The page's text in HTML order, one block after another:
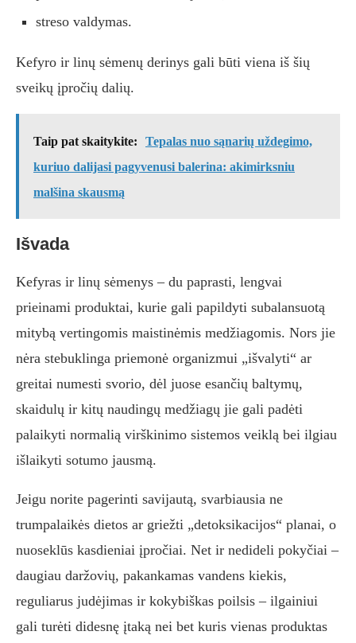
streso valdymas.
Kefyro ir linų sėmenų derinys gali būti viena iš šių
sveikų įpročių dalių.
Taip pat skaitykite:
Tepalas nuo sąnarių uždegimo,
kuriuo dalijasi pagyvenusi balerina: akimirksniu
malšina skausmą
Išvada
Kefyras ir linų sėmenys – du paprasti, lengvai
prieinami produktai, kurie gali papildyti subalansuotą
mitybą vertingomis maistinėmis medžiagomis. Nors jie
nėra stebuklinga priemonė organizmui „išvalyti“ ar
greitai numesti svorio, dėl juose esančių baltymų,
skaidulų ir kitų naudingų medžiagų jie gali padėti
palaikyti normalią virškinimo sistemos veiklą bei ilgiau
išlaikyti sotumo jausmą.
Jeigu norite pagerinti savijautą, svarbiausia ne
trumpalaikės dietos ar griežti „detoksikacijos“ planai, o
nuoseklūs kasdieniai įpročiai. Net ir nedideli pokyčiai –
daugiau daržovių, pakankamas vandens kiekis,
reguliarus judėjimas ir kokybiškas poilsis – ilgainiui
gali turėti didesnę įtaką nei bet kuris vienas produktas